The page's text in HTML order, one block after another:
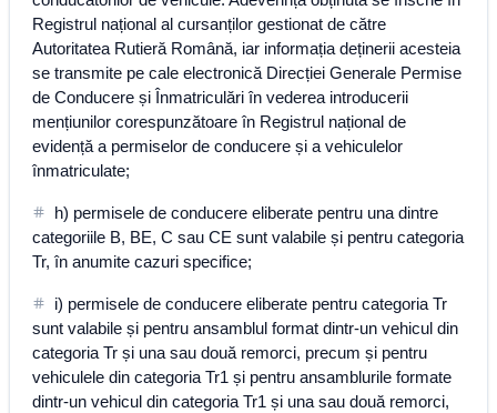
Registrul național al cursanților gestionat de către
Autoritatea Rutieră Română, iar informația deținerii acesteia
se transmite pe cale electronică Direcției Generale Permise
de Conducere și Înmatriculări în vederea introducerii
mențiunilor corespunzătoare în Registrul național de
evidență a permiselor de conducere și a vehiculelor
înmatriculate;
h) permisele de conducere eliberate pentru una dintre
categoriile B, BE, C sau CE sunt valabile și pentru categoria
Tr, în anumite cazuri specifice;
i) permisele de conducere eliberate pentru categoria Tr
sunt valabile și pentru ansamblul format dintr-un vehicul din
categoria Tr și una sau două remorci, precum și pentru
vehiculele din categoria Tr1 și pentru ansamblurile formate
dintr-un vehicul din categoria Tr1 și una sau două remorci,